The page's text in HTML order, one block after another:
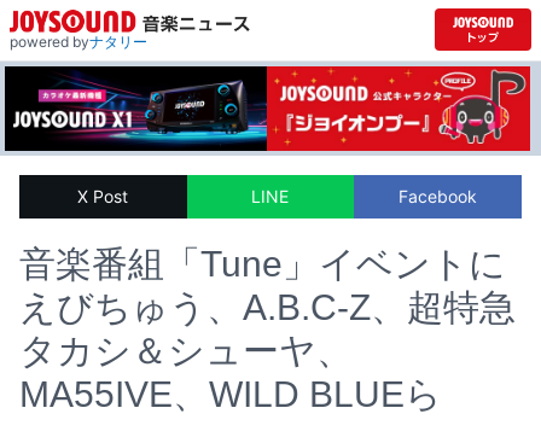
powered byナタリー
X Post LINE Facebook
音楽番組「Tune」イベントに
えびちゅう、A.B.C-Z、超特急
タカシ＆シューヤ、
MA55IVE、WILD BLUEら